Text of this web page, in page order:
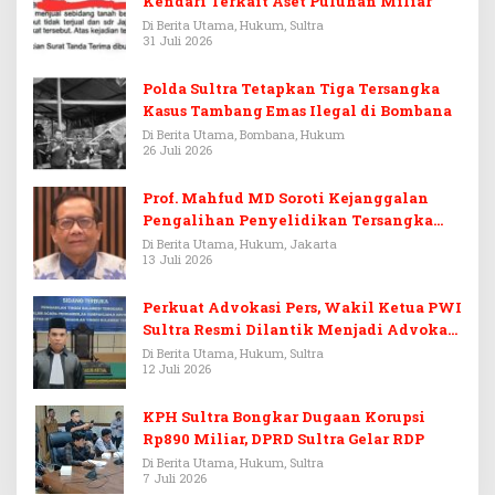
Di Berita Utama, Hukum, Sultra
31 Juli 2026
Polda Sultra Tetapkan Tiga Tersangka
Kasus Tambang Emas Ilegal di Bombana
Di Berita Utama, Bombana, Hukum
26 Juli 2026
Prof. Mahfud MD Soroti Kejanggalan
Pengalihan Penyelidikan Tersangka
Febrie Adriansyah
Di Berita Utama, Hukum, Jakarta
13 Juli 2026
Perkuat Advokasi Pers, Wakil Ketua PWI
Sultra Resmi Dilantik Menjadi Advokat
PERADI
Di Berita Utama, Hukum, Sultra
12 Juli 2026
KPH Sultra Bongkar Dugaan Korupsi
Rp890 Miliar, DPRD Sultra Gelar RDP
Di Berita Utama, Hukum, Sultra
7 Juli 2026